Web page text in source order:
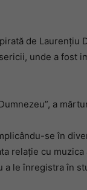
de Laurențiu
unde a fost
a
se în
relație cu muzica
le înregistra în